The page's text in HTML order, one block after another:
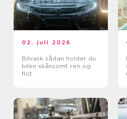
02. juli 2026
Bilvask sådan holder du
bilen skånsomt ren og
flot